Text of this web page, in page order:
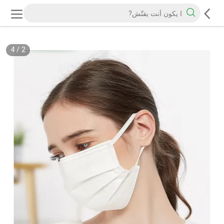
2
/
4